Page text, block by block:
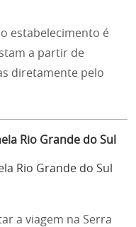
estabelecimento é
a partir de
diretamente pelo
Rio Grande do Sul
a viagem na Serra